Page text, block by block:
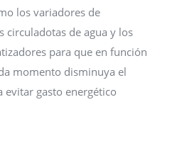
los variadores de
circuladotas de agua y los
para que en función
momento disminuya el
gasto energético